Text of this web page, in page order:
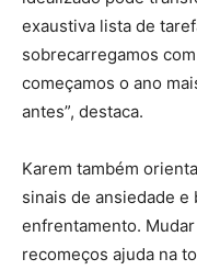
exaustiva lista de
sobrecarregamos
começamos o ano
antes”, destaca.
Karem também
sinais de ansiedade e
enfrentamento.
recomeços ajuda na